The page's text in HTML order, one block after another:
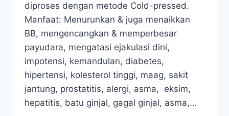
diproses dengan metode Cold-pressed.
Manfaat: Menurunkan & juga menaikkan
BB, mengencangkan & memperbesar
payudara, mengatasi ejakulasi dini,
impotensi, kemandulan, diabetes,
hipertensi, kolesterol tinggi, maag, sakit
jantung, prostatitis, alergi, asma, eksim,
hepatitis, batu ginjal, gagal ginjal, asma,…